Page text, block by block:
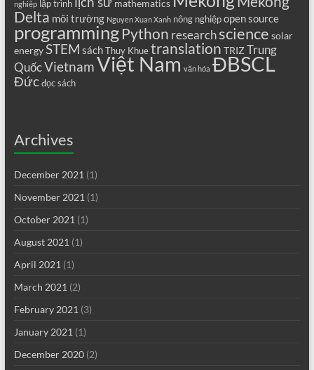
nghiệp lập trình mathematics
Delta môi trường Nguyen Xuan Xanh nông nghiệp open source
programming Python research science solar
energySTEM sách Thuy Khue translation TRIZTrung
QuốcVietnamViệt Nam văn hóa ĐBSCL
Đức đọc sách
Archives
December 2021 (1)
November 2021 (1)
October 2021 (1)
August 2021 (1)
April 2021 (1)
March 2021 (2)
February 2021 (3)
January 2021 (1)
December 2020(2)